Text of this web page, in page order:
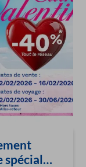
spéciale